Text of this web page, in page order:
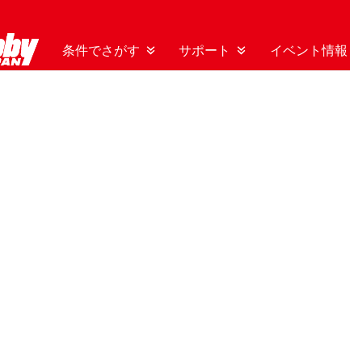
条件でさがす サポート イベント情報